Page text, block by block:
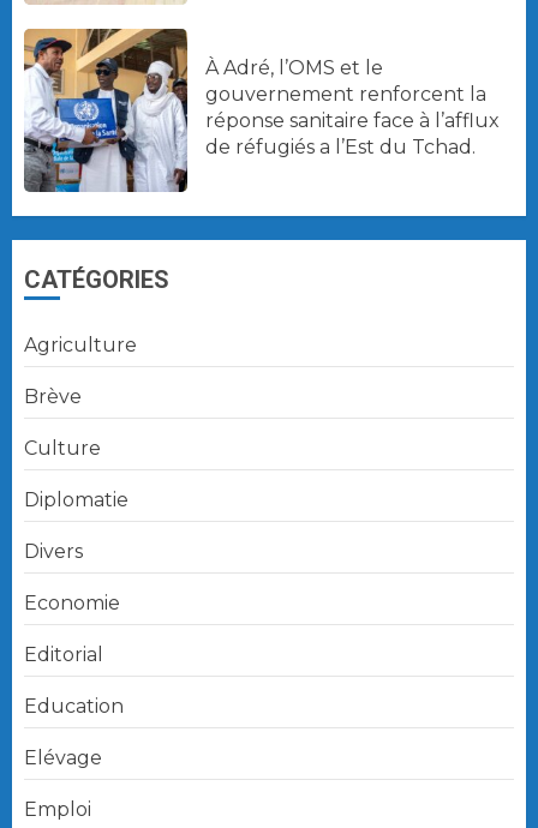
À Adré, l’OMS et le
gouvernement renforcent la
réponse sanitaire face à l’afflux
de réfugiés a l’Est du Tchad.
CATÉGORIES
Agriculture
Brève
Culture
Diplomatie
Divers
Economie
Editorial
Education
Elévage
Emploi